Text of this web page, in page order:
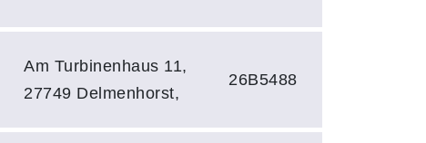
Am Turbinenhaus 11,
27749 Delmenhorst,
26B5488